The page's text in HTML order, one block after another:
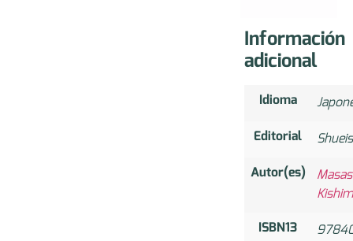
Información
adicional
Idioma
Editorial
Autor(es)
ISBN13